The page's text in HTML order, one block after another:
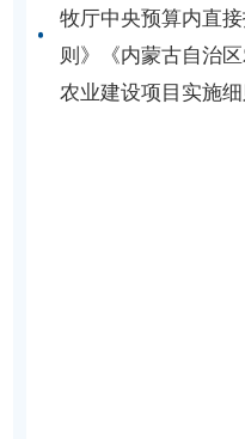
牧厅中央预算内直
则》《内蒙古自治
农业建设项目实施